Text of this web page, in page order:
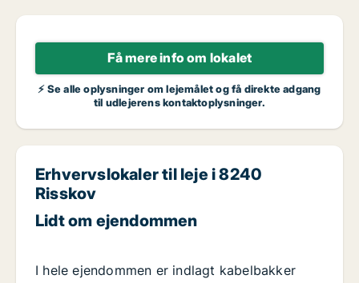
Få mere info om lokalet
⚡ Se alle oplysninger om lejemålet og få direkte adgang
til udlejerens kontaktoplysninger.
Erhvervslokaler til leje i 8240
Risskov
Lidt om ejendommen
I hele ejendommen er indlagt kabelbakker